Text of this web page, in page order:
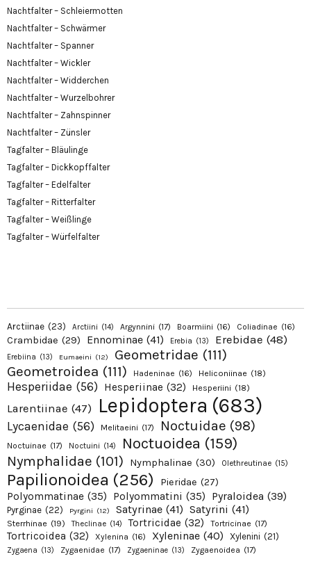
Nachtfalter – Schleiermotten
Nachtfalter – Schwärmer
Nachtfalter – Spanner
Nachtfalter – Wickler
Nachtfalter – Widderchen
Nachtfalter – Wurzelbohrer
Nachtfalter – Zahnspinner
Nachtfalter – Zünsler
Tagfalter – Bläulinge
Tagfalter – Dickkopffalter
Tagfalter – Edelfalter
Tagfalter – Ritterfalter
Tagfalter – Weißlinge
Tagfalter – Würfelfalter
Arctiinae (23) Arctiini (14) Argynnini (17) Boarmiini (16) Coliadinae (16)
Crambidae (29) Ennominae (41) Erebia (13) Erebidae (48)
Erebiina (13) Eumaeini (12) Geometridae (111)
Geometroidea (111) Hadeninae (16) Heliconiinae (18)
Hesperiidae (56) Hesperiinae (32) Hesperiini (18)
Larentiinae (47) Lepidoptera (683)
Lycaenidae (56) Melitaeini (17) Noctuidae (98)
Noctuinae (17) Noctuini (14) Noctuoidea (159)
Nymphalidae (101) Nymphalinae (30) Olethreutinae (15)
Papilionoidea (256) Pieridae (27)
Polyommatinae (35) Polyommatini (35) Pyraloidea (39)
Pyrginae (22) Pyrgini (12) Satyrinae (41) Satyrini (41)
Sterrhinae (19) Theclinae (14) Tortricidae (32) Tortricinae (17)
Tortricoidea (32) Xylenina (16) Xyleninae (40) Xylenini (21)
Zygaena (13) Zygaenidae (17) Zygaeninae (13) Zygaenoidea (17)